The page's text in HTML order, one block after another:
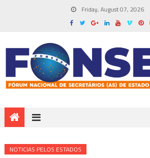
Friday, August 07, 2026
NOTICIAS PELOS ESTADOS